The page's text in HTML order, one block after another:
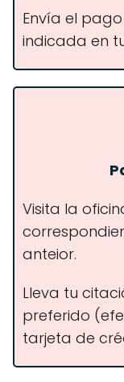
Envía el
indicada en
Visita la
anteior.
Lleva tu
preferido
tarjeta de